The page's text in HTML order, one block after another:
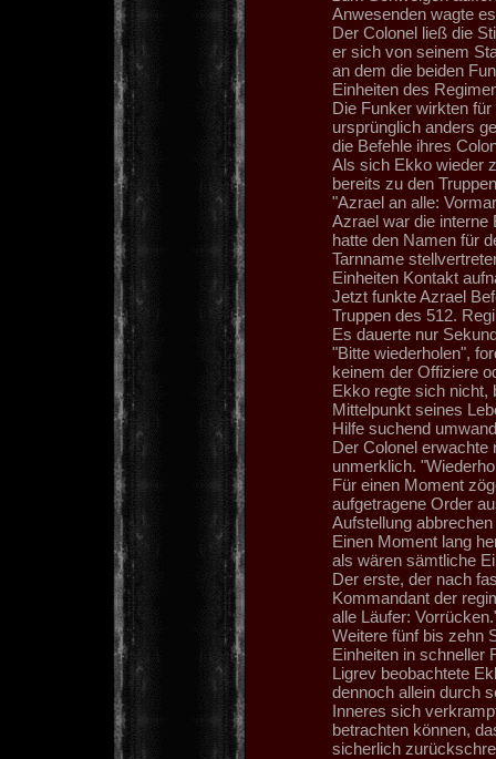
Anwesenden wagte
Der Colonel ließ die
er sich von seinem
an dem die beiden
Einheiten des
Die Funker wirkten
ursprünglich anders
die Befehle ihres
Als sich Ekko wieder
bereits zu den
"Azrael an alle:
Azrael war die
hatte den Namen für
Tarnname
Einheiten Kontakt
Jetzt funkte Azrael
Truppen des 512.
Es dauerte nur
"Bitte wiederholen",
keinem der Offiziere
Ekko regte sich nicht,
Mittelpunkt seines
Hilfe suchend
Der Colonel erwachte
unmerklich.
Für einen Moment
aufgetragene Order
Aufstellung
Einen Moment lang
als wären sämtliche
Der erste, der nach
Kommandant der
alle Läufer:
Weitere fünf bis zehn
Einheiten in schneller
Ligrev beobachtete
dennoch allein durch
Inneres sich
betrachten können,
sicherlich